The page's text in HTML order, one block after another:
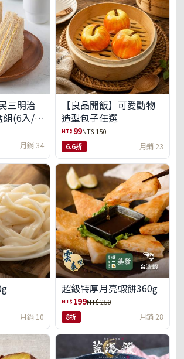
三明治
組(6入/
月銷 34
【良品開飯】可愛動物
造型包子任選
NT$ 99NT$ 150
6.6折 月銷 23
月銷 10
超級特厚月亮蝦餅360g
NT$ 199NT$ 250
8折 月銷 28